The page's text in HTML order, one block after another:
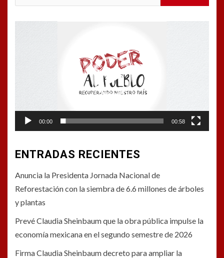
00:00 00:58
ENTRADAS RECIENTES
Anuncia la Presidenta Jornada Nacional de
Reforestación con la siembra de 6.6 millones de árboles
y plantas
Prevé Claudia Sheinbaum que la obra pública impulse la
economía mexicana en el segundo semestre de 2026
Firma Claudia Sheinbaum decreto para ampliar la